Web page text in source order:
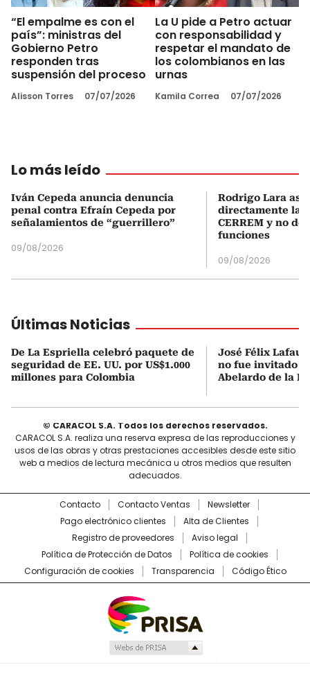
“El empalme es con el
país”: ministras del
Gobierno Petro
responden tras
suspensión del proceso
Alisson Torres 07/07/2026
La U pide a Petro actuar
con responsabilidad y
respetar el mandato de
los colombianos en las
urnas
Kamila Correa 07/07/2026
Lo más leído
Iván Cepeda anuncia denuncia
penal contra Efraín Cepeda por
señalamientos de “guerrillero”
09/08/2026
Rodrigo Lara
directamente la
CERREM y no
funciones
09/08/2026
Últimas Noticias
De La Espriella celebró paquete de
seguridad de EE. UU. por US$1.000
millones para Colombia
José Félix
no fue invitado a
Abelardo de la
© CARACOL S.A. Todos los derechos reservados.
CARACOL S.A. realiza una reserva expresa de las reproducciones y
usos de las obras y otras prestaciones accesibles desde este sitio
web a medios de lectura mecánica u otros medios que resulten
adecuados.
Contacto Contacto Ventas
Newsletter
Pago electrónico clientes
Alta de Clientes
Registro de proveedores
Aviso legal
Política de Protección de Datos
Política de cookies
Configuración de cookies
Transparencia Código Ético